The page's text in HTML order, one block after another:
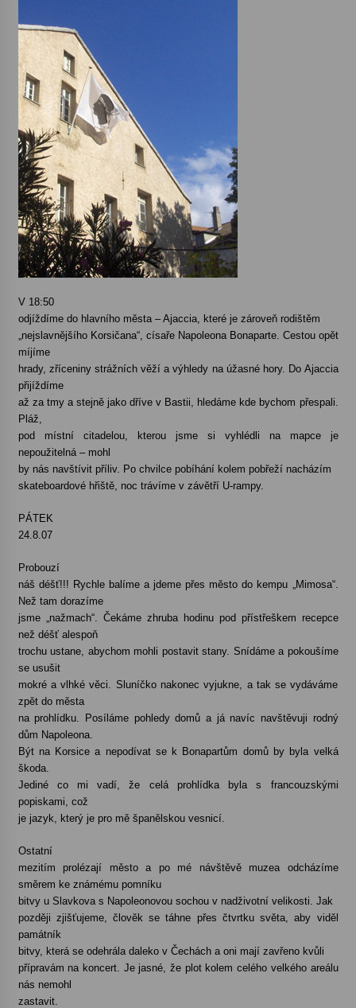
V 18:50
odjíždíme do hlavního města – Ajaccia, které je zároveň rodištěm
„nejslavnějšího Korsičana“, císaře Napoleona Bonaparte. Cestou opět
míjíme
hrady, zříceniny strážních věží a výhledy na úžasné hory. Do Ajaccia
přijíždíme
až za tmy a stejně jako dříve v Bastii, hledáme kde bychom přespali.
Pláž,
pod místní citadelou, kterou jsme si vyhlédli na mapce je
nepoužitelná – mohl
by nás navštívit příliv. Po chvilce pobíhání kolem pobřeží nacházím
skateboardové hřiště, noc trávíme v závětří U-rampy.
PÁTEK
24.8.07
Probouzí
náš déšť!!! Rychle balíme a jdeme přes město do kempu „Mimosa“.
Než tam dorazíme
jsme „nažmach“. Čekáme zhruba hodinu pod přístřeškem recepce
než déšť alespoň
trochu ustane, abychom mohli postavit stany. Snídáme a pokoušíme
se usušit
mokré a vlhké věci. Sluníčko nakonec vyjukne, a tak se vydáváme
zpět do města
na prohlídku. Posíláme pohledy domů a já navíc navštěvuji rodný
dům Napoleona.
Být na Korsice a nepodívat se k Bonapartům domů by byla velká
škoda.
Jediné co mi vadí, že celá prohlídka byla s francouzskými
popiskami, což
je jazyk, který je pro mě španělskou vesnicí.
Ostatní
mezitím prolézají město a po mé návštěvě muzea odcházíme
směrem ke známému pomníku
bitvy u Slavkova s Napoleonovou sochou v nadživotní velikosti. Jak
později zjišťujeme, člověk se táhne přes čtvrtku světa, aby viděl
památník
bitvy, která se odehrála daleko v Čechách a oni mají zavřeno kvůli
přípravám na koncert. Je jasné, že plot kolem celého velkého areálu
nás nemohl
zastavit.